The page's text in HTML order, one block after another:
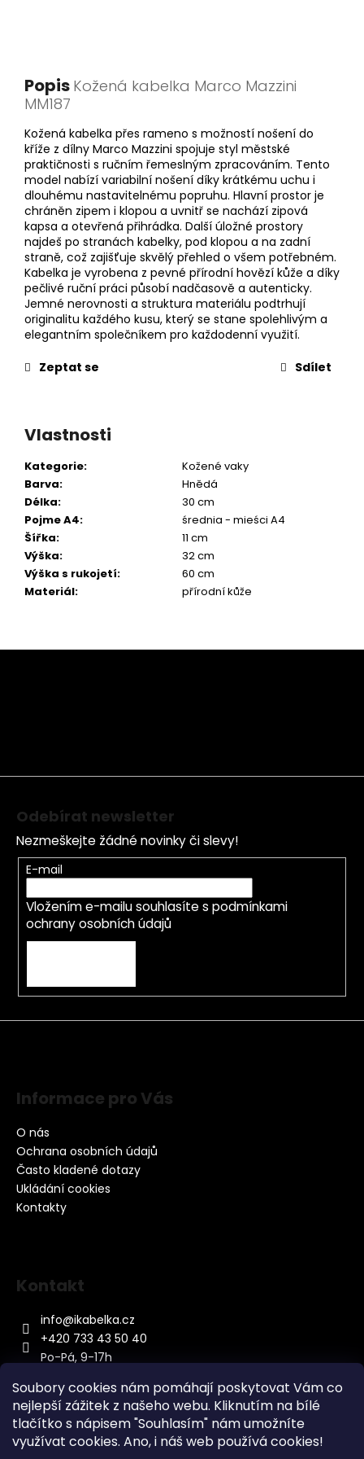
Soubory cookies nám pomáhají poskytovat Vám co
nejlepší zážitek z našeho webu. Kliknutím na bílé
tlačítko s nápisem "Souhlasím" nám umožníte
využívat cookies. Ano, i náš web používá cookies!
Popis Kožená kabelka Marco Mazzini
MM187
Kožená kabelka přes rameno s možností nošení do
kříže z dílny Marco Mazzini spojuje styl městské
praktičnosti s ručním řemeslným zpracováním. Tento
model nabízí variabilní nošení díky krátkému uchu i
dlouhému nastavitelnému popruhu. Hlavní prostor je
chráněn zipem i klopou a uvnitř se nachází zipová
kapsa a otevřená přihrádka. Další úložné prostory
najdeš po stranách kabelky, pod klopou a na zadní
straně, což zajišťuje skvělý přehled o všem potřebném.
Kabelka je vyrobena z pevné přírodní hovězí kůže a díky
pečlivé ruční práci působí nadčasově a autenticky.
Jemné nerovnosti a struktura materiálu podtrhují
originalitu každého kusu, který se stane spolehlivým a
elegantním společníkem pro každodenní využití.
Zeptat se
Sdílet
Vlastnosti
Kategorie:
Kožené vaky
Barva:
Hnědá
Délka:
30 cm
Pojme A4:
średnia - mieści A4
Šířka:
11 cm
Výška:
32 cm
Výška s rukojetí:
60 cm
Materiál: přírodní kůže
Z
Odebírat newsletter
Nezmeškejte žádné novinky či slevy!
E-mail
Vložením e-mailu souhlasíte s podmínkami
ochrany osobních údajů
Informace pro Vás
O nás
Ochrana osobních údajů
Často kladené dotazy
Ukládání cookies
Kontakty
Kontakt
info@ikabelka.cz
+420 733 43 50 40
Po-Pá, 9-17h
Kontakt